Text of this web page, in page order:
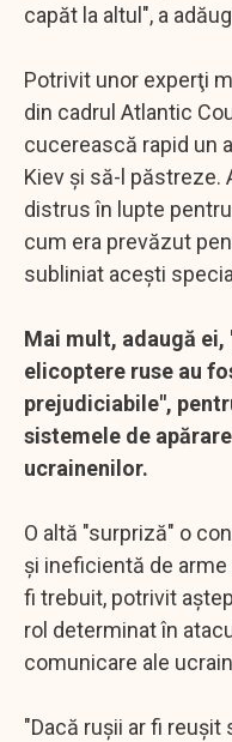
capăt la altul", a
Potrivit unor experţi
din cadrul Atlantic
cucerească rapid un
Kiev şi să-l păstreze.
distrus în lupte
cum era prevăzut
subliniat aceşti
Mai mult, adaugă
elicoptere ruse au
prejudiciabile",
sistemele de
ucrainenilor.
O altă "surpriză" o
şi ineficientă de
fi trebuit, potrivit
rol determinat în
comunicare ale
"Dacă ruşii ar fi